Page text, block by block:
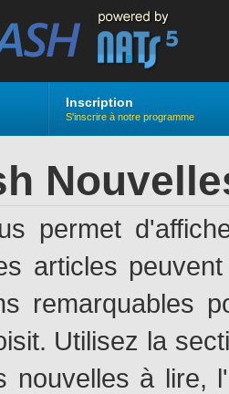
Inscription
S'inscrire à notre programme
permet
articles
remarquables
Utilisez la
nouvelles à lire,